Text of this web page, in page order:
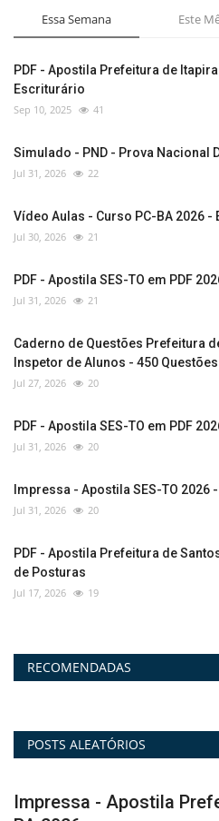
Essa Semana Este
PDF - Apostila Prefeitura de Itapira
Escriturário
Sep 10, 2025 41
Simulado - PND - Prova Nacional
Jul 31, 2026 22
Vídeo Aulas - Curso PC-BA 2026 -
Jul 30, 2026 21
PDF - Apostila SES-TO em PDF
Jul 31, 2026 21
Caderno de Questões Prefeitura
Inspetor de Alunos - 450
Jul 27, 2026 20
PDF - Apostila SES-TO em PDF
Jul 31, 2026 20
Impressa - Apostila SES-TO 2026
Jul 31, 2026 20
PDF - Apostila Prefeitura de
de Posturas
Jul 17, 2026 19
RECOMENDADAS
POSTS ALEATÓRIOS
Combo - Combo